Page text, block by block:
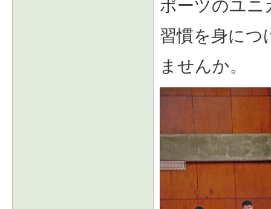
ポーツのユニ
習慣を身につ
ませんか。